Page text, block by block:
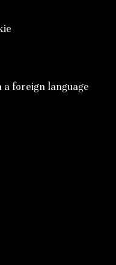
a foreign language